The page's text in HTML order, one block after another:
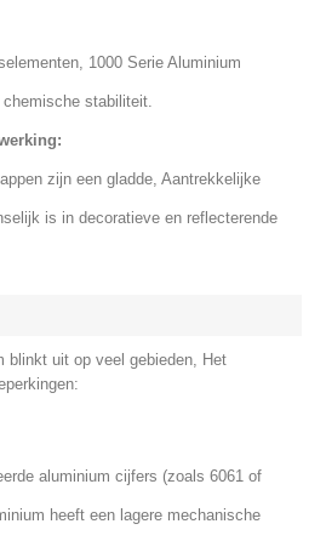
1000 Serie Aluminium
stabiliteit.
zijn een gladde, Aantrekkelijke
is in decoratieve en reflecterende
blinkt uit op veel gebieden, Het
aluminium cijfers (zoals 6061 of
heeft een lagere mechanische